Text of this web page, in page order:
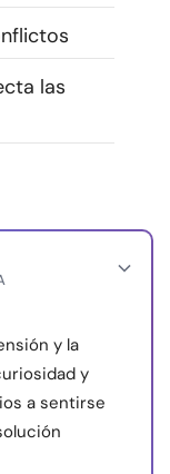
Publicidad con
reservados.
las
y la
y
a sentirse